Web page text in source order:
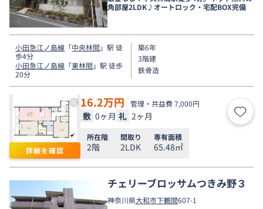
角部屋2LDK♪オートロック・宅配BOX完備
小田急江ノ島線 「中央林間 」駅 徒
歩4分
小田急江ノ島線 「東林間 」駅 徒歩
20分
築6年
3階建
鉄骨造
詳細を確認
16.2万円 管理・共益費 7,000円
敷 0ヶ月 礼 2ヶ月 お気
所在階
2階
間取り
2LDK
専有面積
65.48㎡
チェリーブロッサムつきみ野３
神奈川県大和市下鶴間607-1